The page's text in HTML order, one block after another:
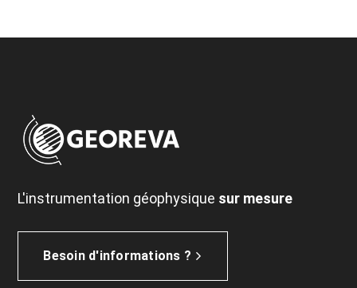
L'instrumentation géophysique sur mesure
Besoin d'informations ?